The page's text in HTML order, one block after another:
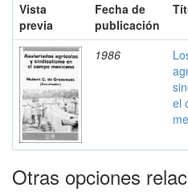
Vista
previa
Fecha de
publicación
1986
el
Otras opciones